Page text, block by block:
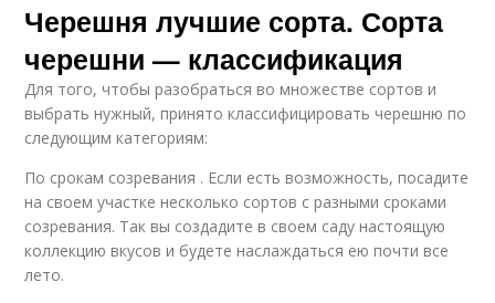
Черешни по цвету Черешни по вкусу
Черешни по
структуре
Черешня лучшие сорта. Сорта
черешни — классификация
Для того, чтобы разобраться во множестве сортов и
выбрать нужный, принято классифицировать черешню по
следующим категориям:
По срокам созревания . Если есть возможность, посадите
на своем участке несколько сортов с разными сроками
созревания. Так вы создадите в своем саду настоящую
коллекцию вкусов и будете наслаждаться ею почти все
лето.